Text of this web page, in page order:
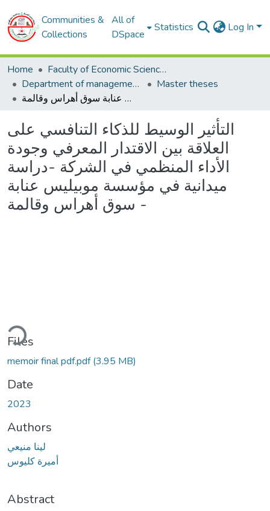
Communities &
Collections
All of
DSpace
Statistics Log In
Home
Faculty of Economic Sciences, Commerce and Management Sciences
Department of management sciences
Master theses
التأثير الوسيط للذكاء التنافسي على العلاقة بين الاقتدار المعرفي وجودة الأداء المنظمي في الشركة -دراسة ميدانية في مؤسسة موبيليس عنابة سوق أهراس وقالمة -
التأثير الوسيط للذكاء التنافسي على
العلاقة بين الاقتدار المعرفي وجودة
الأداء المنظمي في الشركة -دراسة
ميدانية في مؤسسة موبيليس عنابة
سوق أهراس وقالمة -
Loading...
Files
memoir final pdf.pdf(3.95 MB)
Date
2023
Authors
لينا منيعي
أميرة كليوس
Abstract